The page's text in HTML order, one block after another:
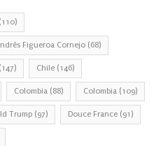
(110)
Figueroa Cornejo (68)
(147) Chile (146)
Colombia (88) Colombia (109)
Trump (97) Douce France (91)